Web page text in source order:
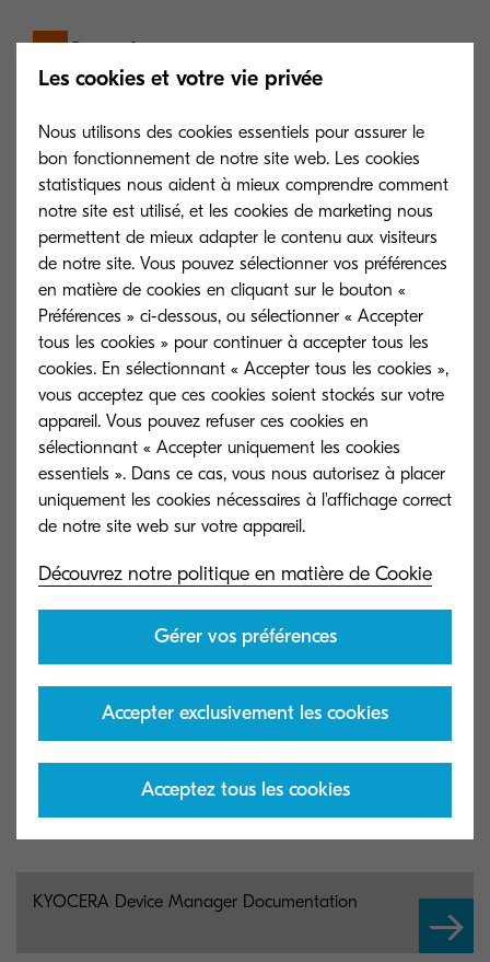
03 Convenience:
Check toner levels, configure settings and install
04 Flexibility:
Create and schedule device, error, toner and uptime
reports to monitor and maximise your fleet
performance.
Configuration requise
.NET Core 2.0 LTS, VC ++
Redistributable pour Visual
Studio 2015.
Downloads
KYOCERA Device Manager Documentation
Les cookies et votre vie privée
Nous utilisons des cookies essentiels pour assurer le
bon fonctionnement de notre site web. Les cookies
statistiques nous aident à mieux comprendre comment
notre site est utilisé, et les cookies de marketing nous
permettent de mieux adapter le contenu aux visiteurs
de notre site. Vous pouvez sélectionner vos préférences
en matière de cookies en cliquant sur le bouton «
Préférences » ci-dessous, ou sélectionner « Accepter
tous les cookies » pour continuer à accepter tous les
cookies. En sélectionnant « Accepter tous les cookies »,
vous acceptez que ces cookies soient stockés sur votre
appareil. Vous pouvez refuser ces cookies en
sélectionnant « Accepter uniquement les cookies
essentiels ». Dans ce cas, vous nous autorisez à placer
uniquement les cookies nécessaires à l'affichage correct
Découvrez notre politique en matière de Cookie
Gérer vos préférences
Accepter exclusivement les cookies
essentiels
Acceptez tous les cookies